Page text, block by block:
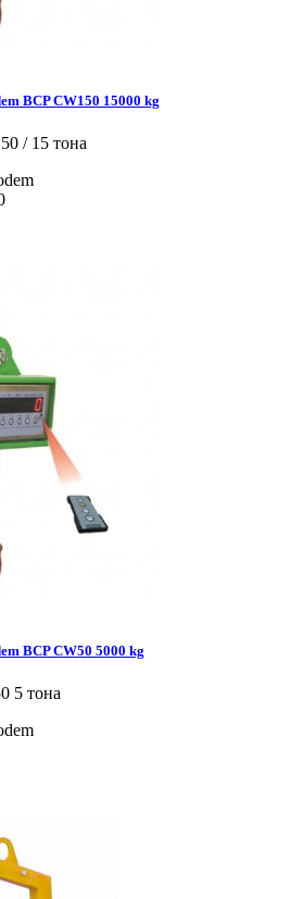
BCP CW150 15000 kg
/ 15 тона
BCP CW50 5000 kg
5 тона